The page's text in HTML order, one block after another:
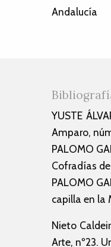
Andalucía
YUSTE
Amparo,
PALOMO
Cofradías
PALOMO
capilla en la
Nieto
Arte, nº23.